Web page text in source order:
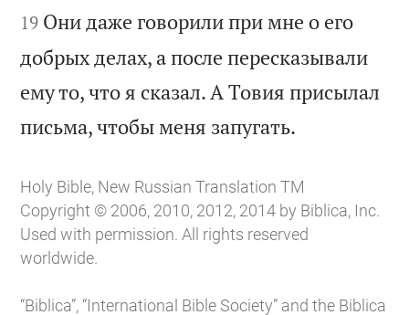
19 Они даже говорили при мне о его
добрых делах, а после пересказывали
ему то, что я сказал. А Товия присылал
письма, чтобы меня запугать.
Holy Bible, New Russian Translation TM
Copyright © 2006, 2010, 2012, 2014 by Biblica, Inc.
Used with permission. All rights reserved
worldwide.
“Biblica”, “International Bible Society” and the Biblica